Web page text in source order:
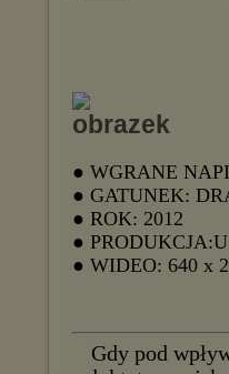
● WGRANE
● GATUNEK:
● ROK: 2012
●
● WIDEO: 640 x
Gdy pod